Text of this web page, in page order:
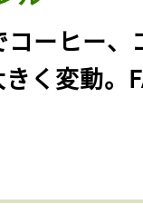
コーヒー、
く変動。